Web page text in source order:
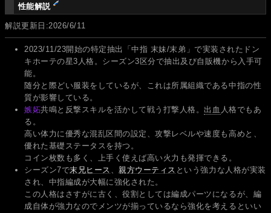
性能解説
解説更新日:2026/6/11
2023/11/23開始の特定抽出「中指 末妹/末弟」で実装されたドン
キホーテの星3人格。シーズン3区分で抽出及び自販機から入手可
能。
随分と際どい服装をしているが、これは所属組織である中指の性
質が影響している。
嫉妬共鳴と反撃スキルを活かして戦う打撃人格。 出血 人格でもあ
る。
高い体力に優秀な混乱区間の設定、攻撃レベルや速度も高めと、
優れた基礎ステータスを持つ。
コイン枚数も多く、上手く使えば高い火力も発揮できる。
シーズン7で末兄ヒース 、親方ウーティス という強力な人格が実装
され、中指編成が大幅に強化された。
この人格はさすがに古く、役割としては編成パーツになるが、編
成自体が強力なのでメンツが揃っているなら強化を考えるといい